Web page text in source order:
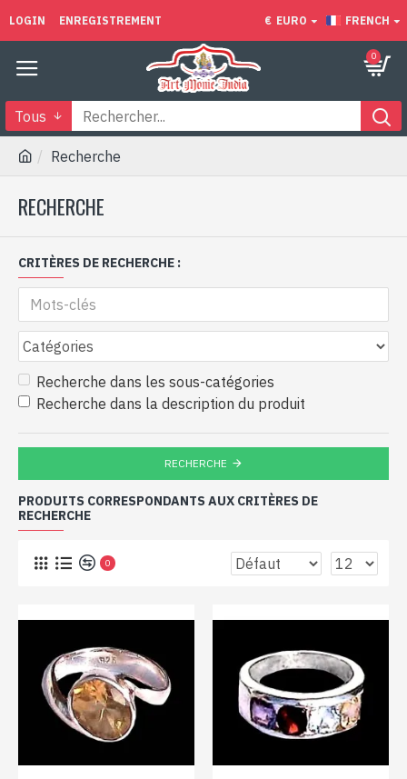
LOGIN ENREGISTREMENT € EURO FRENCH
0
Tous
Recherche
RECHERCHE
CRITÈRES DE RECHERCHE :
Recherche dans les sous-catégories
Recherche dans la description du produit
RECHERCHE
PRODUITS CORRESPONDANTS AUX CRITÈRES DE
RECHERCHE
0